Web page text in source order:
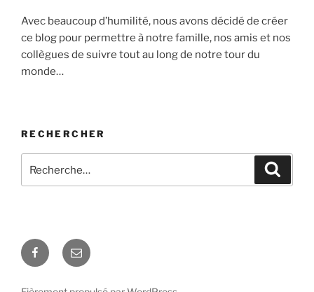
Avec beaucoup d’humilité, nous avons décidé de créer
ce blog pour permettre à notre famille, nos amis et nos
collègues de suivre tout au long de notre tour du
monde…
RECHERCHER
pour
Facebook
E-
mail